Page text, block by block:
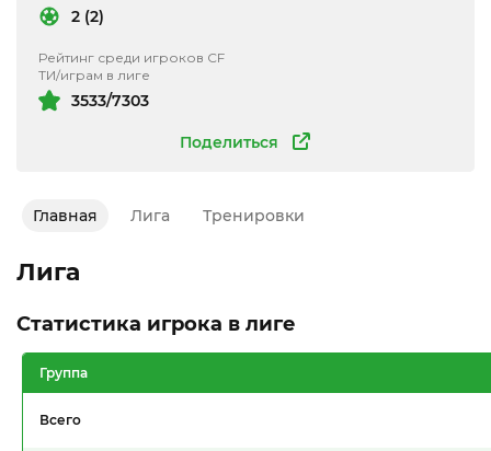
Поделиться
2 (2)
Рейтинг среди игроков CF
ТИ/играм в лиге
3533/7303
Главная Лига Тренировки
Лига
Статистика игрока в лиге
Группа
Всего